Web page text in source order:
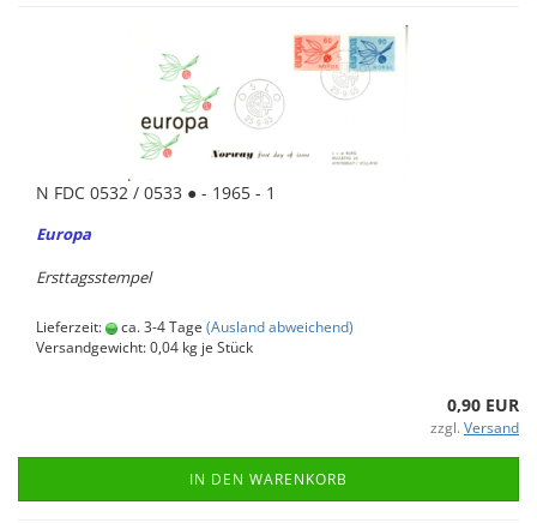
N FDC 0532 / 0533 ● - 1965 - 1
Eu­ro­pa
Erst­tags­stem­pel
Lieferzeit: ca. 3-4 Tage (Ausland abweichend)
Versandgewicht:0,04 kg je Stück
0,90 EUR
zzgl. Versand
IN DEN WARENKORB